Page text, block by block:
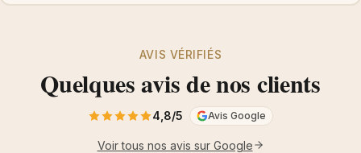
AVIS VÉRIFIÉS
Quelques avis de nos clients
4,8/5 Avis Google
Voir tous nos avis sur Google